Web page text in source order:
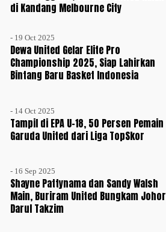
di Kandang Melbourne City
- 19 Oct 2025
Dewa United Gelar Elite Pro
Championship 2025, Siap Lahirkan
Bintang Baru Basket Indonesia
- 14 Oct 2025
Tampil di EPA U-18, 50 Persen Pemain
Garuda United dari Liga TopSkor
- 16 Sep 2025
Shayne Pattynama dan Sandy Walsh
Main, Buriram United Bungkam Johor
Darul Takzim
Timnas
Indonesia
SPECIAL
Video
Media
Disclaimer
Tentang
Kami